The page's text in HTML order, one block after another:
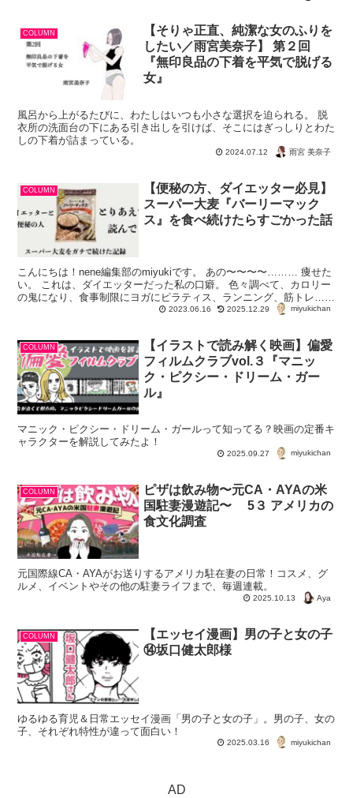
COLUMN
【そりゃ正直、純潔な女のふりを
したい／雨宮美奈子】 第２回
『無印良品の下着を平気で脱げる
女』
風呂から上がるたびに、わたしはいつも小さな選択を迫られる。 脱
衣所の洗面台の下にある引き出しを引けば、そこにはぎっしりとわた
しの下着が詰まっている。
2024.07.12 雨宮 美奈子
COLUMN
【便秘の方、ダイエッター必見】
スーパー大麦『バーリーマック
ス』を食べ続けたらすごかった話
こんにちは！nene編集部のmiyukiです。 あの〜〜〜〜……… 痩せた
い。 これは、ダイエッターだった私の口癖。 色々調べて、カロリー
の鬼になり、食事制限にヨガにピラティス、ランニング、筋トレ…で
2023.06.16 2025.12.29 miyukichan
COLUMN
【イラストで読み解く映画】偏愛
フィルムクラブvol.３『マニッ
ク・ピクシー・ドリーム・ガー
ル』
マニック・ピクシー・ドリーム・ガールって知ってる？映画の定番キ
ャラクターを解説してみたよ！
2025.09.27 miyukichan
COLUMN
ピザは飲み物〜元CA・AYAの米
国駐妻漫遊記〜 5３ アメリカの
食文化調査
元国際線CA・AYAがお送りするアメリカ駐在妻の日常！コスメ、グ
ルメ、イベントやその他の駐妻ライフまで、毎週連載。
2025.10.13 Aya
COLUMN
【エッセイ漫画】男の子と女の子
⑭坂口健太郎様
ゆるゆる育児＆日常エッセイ漫画「男の子と女の子」。男の子、女の
子、それぞれ特性が違って面白い！
2025.03.16 miyukichan
AD